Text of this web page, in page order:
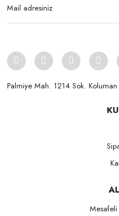
Palmiye Mah. 1214 Sok. Koluman Plaza 2/B Yenişehir/ MERSİN.ㅤㅤㅤㅤㅤㅤㅤㅤㅤ
Mesafeli